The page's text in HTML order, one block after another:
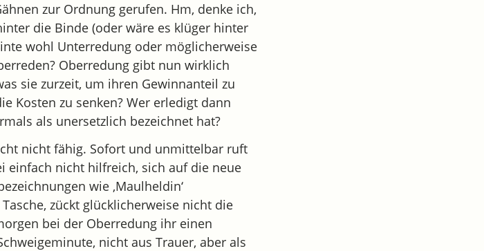
zur Ordnung gerufen. Hm, denke ich,
die Binde (oder wäre es klüger hinter
wohl Unterredung oder möglicherweise
Oberredung gibt nun wirklich
sie zurzeit, um ihren Gewinnanteil zu
Kosten zu senken? Wer erledigt dann
als unersetzlich bezeichnet hat?
nicht fähig. Sofort und unmittelbar ruft
einfach nicht hilfreich, sich auf die neue
wie ‚Maulheldin‘
zückt glücklicherweise nicht die
bei der Oberredung ihr einen
nicht aus Trauer, aber als